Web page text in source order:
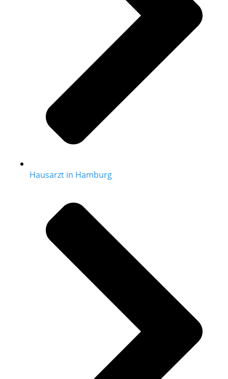
Hausarzt in Hamburg